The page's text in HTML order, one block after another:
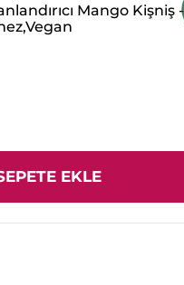
Mango Kişniş -
EKLE